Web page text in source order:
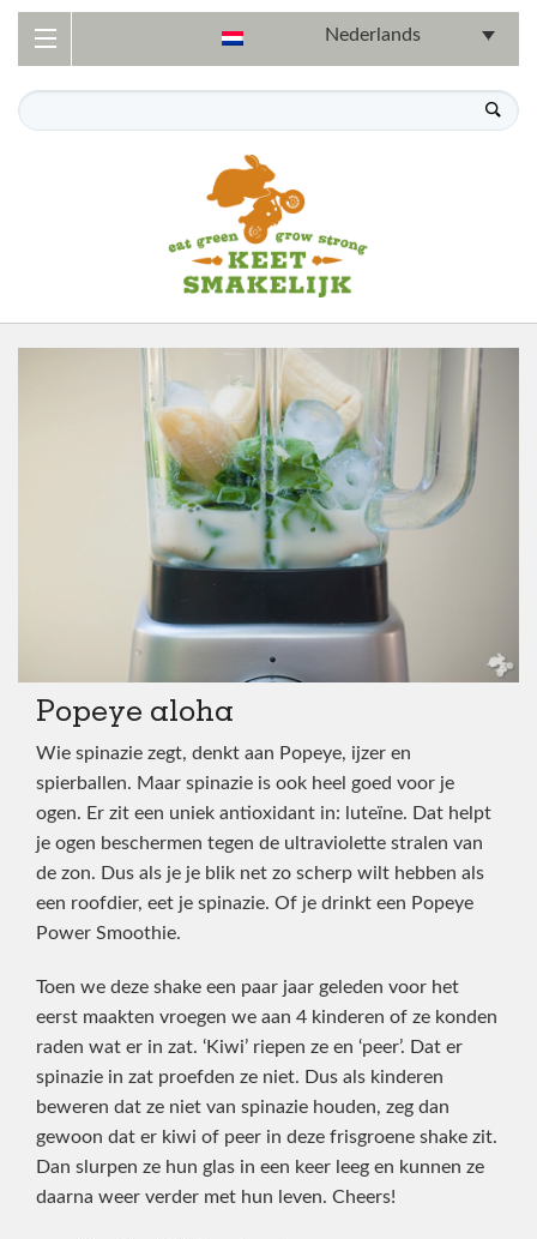
Nederlands
Popeye aloha
Wie spinazie zegt, denkt aan Popeye, ijzer en
spierballen. Maar spinazie is ook heel goed voor je
ogen. Er zit een uniek antioxidant in: luteïne. Dat helpt
je ogen beschermen tegen de ultraviolette stralen van
de zon. Dus als je je blik net zo scherp wilt hebben als
een roofdier, eet je spinazie. Of je drinkt een Popeye
Power Smoothie.
Toen we deze shake een paar jaar geleden voor het
eerst maakten vroegen we aan 4 kinderen of ze konden
raden wat er in zat. ‘Kiwi’ riepen ze en ‘peer’. Dat er
spinazie in zat proefden ze niet. Dus als kinderen
beweren dat ze niet van spinazie houden, zeg dan
gewoon dat er kiwi of peer in deze frisgroene shake zit.
Dan slurpen ze hun glas in een keer leeg en kunnen ze
daarna weer verder met hun leven. Cheers!